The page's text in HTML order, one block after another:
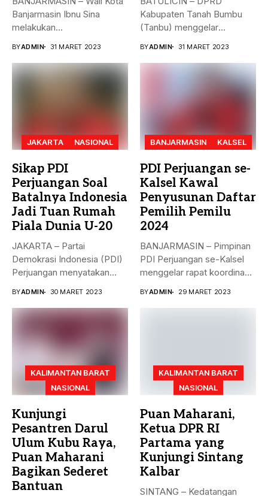
Banjarmasin Ibnu Sina
melakukan
BYADMIN 31 MARET 2023
Kabupaten Tanah Bumbu
(Tanbu) menggelar
BYADMIN 31 MARET 2023
JAKARTA NASIONAL
Sikap PDI
Perjuangan Soal
Batalnya Indonesia
Jadi Tuan Rumah
Piala Dunia U-20
JAKARTA – Partai
Demokrasi Indonesia (PDI)
Perjuangan menyatakan
BYADMIN 30 MARET 2023
BANJARMASIN KALSEL
PDI Perjuangan se-
Kalsel Kawal
Penyusunan Daftar
Pemilih Pemilu
2024
BANJARMASIN – Pimpinan
PDI Perjuangan se-Kalsel
menggelar rapat koordinasi
BYADMIN 29 MARET 2023
KALIMANTAN BARAT
NASIONAL
Kunjungi
Pesantren Darul
Ulum Kubu Raya,
Puan Maharani
Bagikan Sederet
Bantuan
KALIMANTAN BARAT
NASIONAL
Puan Maharani,
Ketua DPR RI
Partama yang
Kunjungi Sintang
Kalbar
SINTANG – Kedatangan